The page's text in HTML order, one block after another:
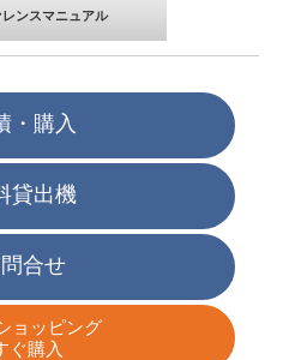
レンスマニュアル
・購入
貸出機
合せ
ョッピング
ぐ購入